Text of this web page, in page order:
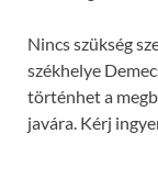
Nincs szükség
székhelye
történhet a
javára. Kérj